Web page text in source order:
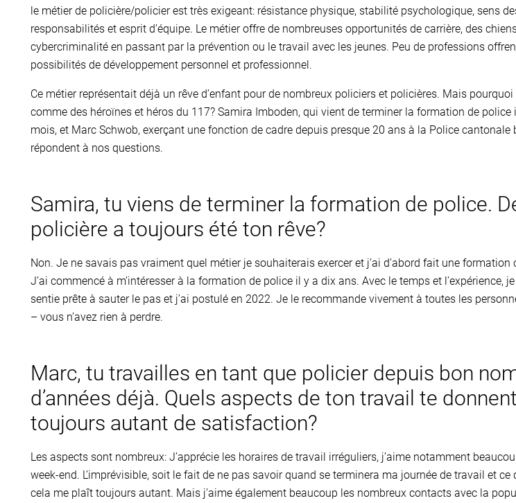
le métier de policière/policier est très exigeant: résistance physique, stabilité psychologique, sens
responsabilités et esprit d’équipe. Le métier offre de nombreuses opportunités de carrière, des
cybercriminalité en passant par la prévention ou le travail avec les jeunes. Peu de professions
possibilités de développement personnel et professionnel.
Ce métier représentait déjà un rêve d’enfant pour de nombreux policiers et policières. Mais
comme des héroïnes et héros du 117? Samira Imboden, qui vient de terminer la formation de police
mois, et Marc Schwob, exerçant une fonction de cadre depuis presque 20 ans à la Police cantonale
répondent à nos questions.
Samira, tu viens de terminer la formation de police.
policière a toujours été ton rêve?
Non. Je ne savais pas vraiment quel métier je souhaiterais exercer et j’ai d’abord fait une formation
J’ai commencé à m’intéresser à la formation de police il y a dix ans. Avec le temps et l’expérience,
sentie prête à sauter le pas et j’ai postulé en 2022. Je le recommande vivement à toutes les
– vous n’avez rien à perdre.
Marc, tu travailles en tant que policier depuis bon
d’années déjà. Quels aspects de ton travail te donnent
toujours autant de satisfaction?
Les aspects sont nombreux: J’apprécie les horaires de travail irréguliers, j’aime notamment
week-end. L’imprévisible, soit le fait de ne pas savoir quand se terminera ma journée de travail et ce
cela me plaît toujours autant. Mais j’aime également beaucoup les nombreux contacts avec la